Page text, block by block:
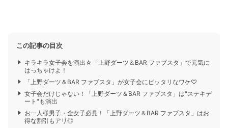
この記事の目次
キラキラ女子会を演出☆「上野ダーツ＆BAR ファブスタ」で元気に
はっちゃけよ！
「上野ダーツ＆BAR ファブスタ」が女子会にピッタリなワケ♡
女子会だけじゃない！「上野ダーツ＆BAR ファブスタ」は"ステキデ
ート"も演出
お一人様男子・全女子必見！「上野ダーツ＆BAR ファブスタ」はお
得な割引もアリ◎